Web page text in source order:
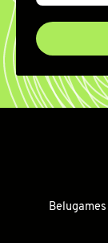
Belugames